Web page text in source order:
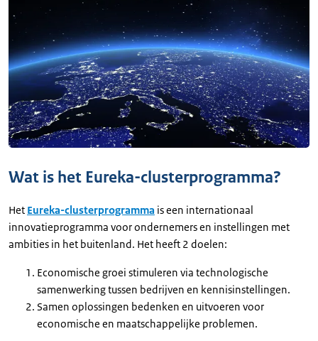
Wat is het Eureka-clusterprogramma?
Het Eureka-clusterprogramma is een internationaal
innovatieprogramma voor ondernemers en instellingen met
ambities in het buitenland. Het heeft 2 doelen:
Economische groei stimuleren via technologische
samenwerking tussen bedrijven en kennisinstellingen.
Samen oplossingen bedenken en uitvoeren voor
economische en maatschappelijke problemen.